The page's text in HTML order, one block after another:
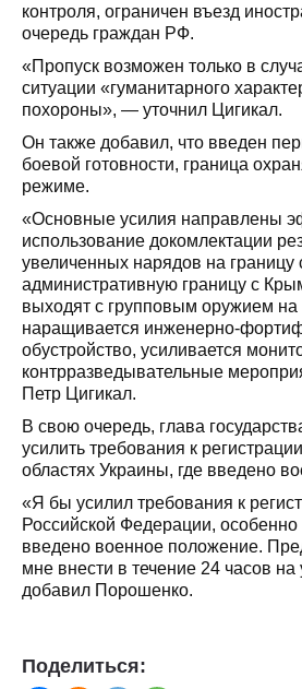
контроля, ограничен въезд
очередь граждан РФ.
«Пропуск возможен только в
ситуации «гуманитарного
похороны», — уточнил Цигикал.
Он также добавил, что введен
боевой готовности, граница
режиме.
«Основные усилия направлены
использование докомлектации
увеличенных нарядов на границу
административную границу с
выходят с групповым оружием на
наращивается инженерно-
обустройство, усиливается
контрразведывательные
Петр Цигикал.
В свою очередь, глава
усилить требования к
областях Украины, где введено
«Я бы усилил требования к
Российской Федерации, особенно
введено военное положение.
мне внести в течение 24 часов
добавил Порошенко.
Поделиться: